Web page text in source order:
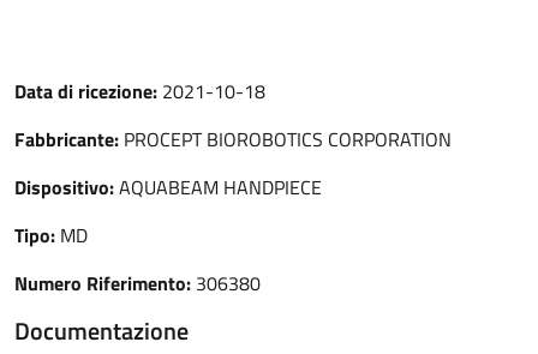
Data di ricezione: 2021-10-18
Fabbricante: PROCEPT BIOROBOTICS CORPORATION
Dispositivo:AQUABEAM HANDPIECE
Tipo: MD
Numero Riferimento: 306380
Documentazione